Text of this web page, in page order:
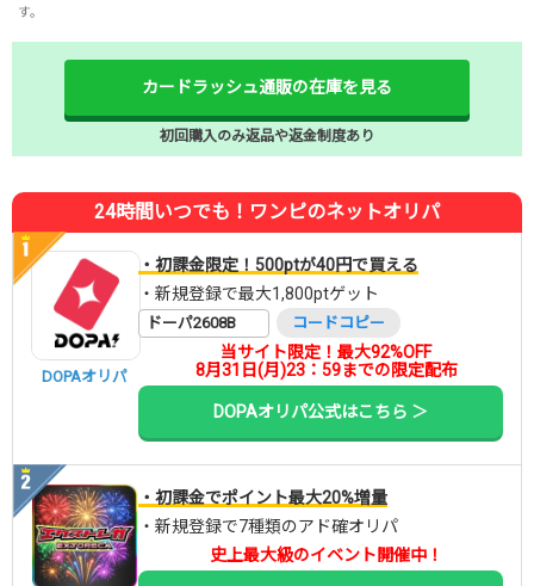
す。
カードラッシュ通販の在庫を見る
初回購入のみ返品や返金制度あり
24時間いつでも！ワンピのネットオリパ
DOPAオリパ
・初課金限定！500ptが40円で買える
・新規登録で最大1,800ptゲット
ドーパ2608B コードコピー
当サイト限定！最大92%OFF
8月31日(月)23：59までの限定配布
DOPAオリパ公式はこちら ＞
・初課金でポイント最大20%増量
・新規登録で7種類のアド確オリパ
史上最大級のイベント開催中！